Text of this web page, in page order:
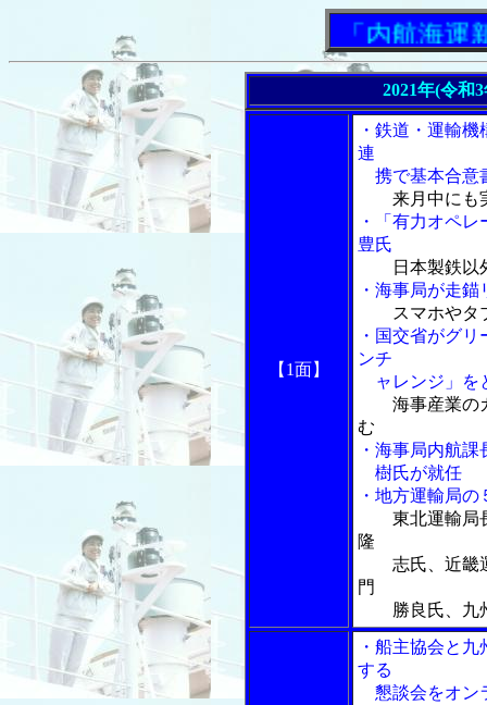
「内航海運新聞
2021年(令和
【1面】
・鉄道・運輸
連
携で基本合意
来月中にも
・「有力オペ
豊氏
日本製鉄以
・海事局が走
スマホやタ
・国交省がグ
ンチ
ャレンジ」を
海事産業の
む
・海事局内航
樹氏が就任
・地方運輸局
東北運輸局
隆
志氏、近畿運
門
勝良氏、九州
・船主協会と
する
懇談会をオン